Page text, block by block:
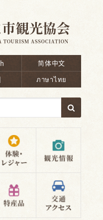
简体中文
ภาษาไทย